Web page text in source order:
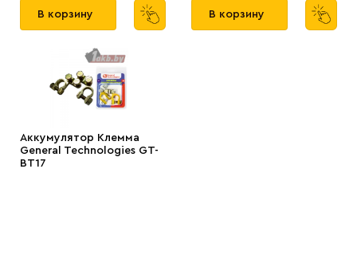
В корзину В корзину
Аккумулятор Клемма
General Technologies GT-
BT17